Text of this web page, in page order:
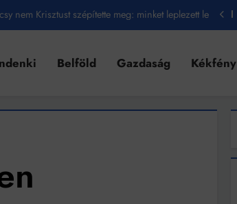
nem Krisztust szépítette meg: minket leplezett le
Amikor a Tetris boldogabbá tesz, mint a szerelem
Belföld Gazdaság Kékfény